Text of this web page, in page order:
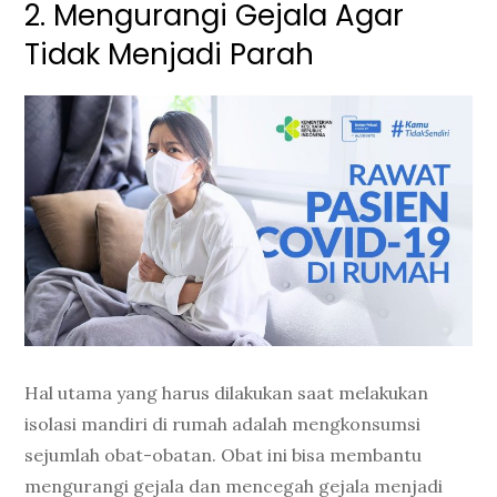
2. Mengurangi Gejala Agar
Tidak Menjadi Parah
Hal utama yang harus dilakukan saat melakukan
isolasi mandiri di rumah adalah mengkonsumsi
sejumlah obat-obatan. Obat ini bisa membantu
mengurangi gejala dan mencegah gejala menjadi